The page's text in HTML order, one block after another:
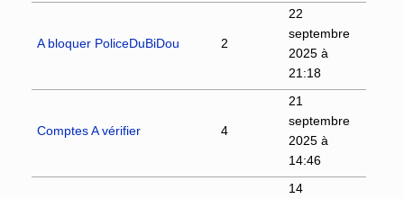
A bloquer PoliceDuBiDou 2
22
septembre
2025 à
21:18
Comptes A vérifier 4
21
septembre
2025 à
14:46
14